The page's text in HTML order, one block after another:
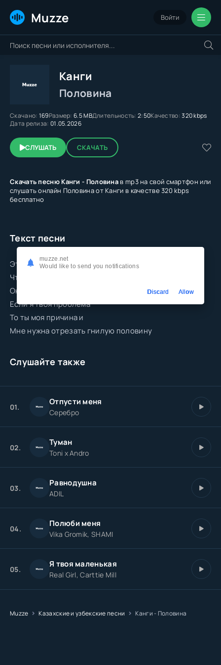
Muzze Войти
Канги
Половина
Скачано: 169Размер: 6.5 MBДлительность: 2:50Качество:320 kbps
Дата релиза: 01.05.2026
СЛУШАТЬ СКАЧАТЬ
Скачать песню Канги - Половина в mp3 на свой смартфон или
слушать онлайн Половина от Канги в качестве 320 kbps
бесплатно
Текст песни
Это не моя проблема
Что ты давно забыла
Она тебя так съела гнилая половина
Если я твоя проблема
То ты моя причина и
Мне нужна отрезать гнилую половину
Слушайте также
01. Отпусти меня
Серебро
02. Туман
Toni x Andro
03. Равнодушна
ADIL
04. Полюби меня
Vika Gromik, SHAMI
05. Я твоя маленькая
Real Girl, Carttie Mill
Muzze Казахские и узбекские песни Канги - Половина
muzze.net
Would like to send you notifications
Discard Allow